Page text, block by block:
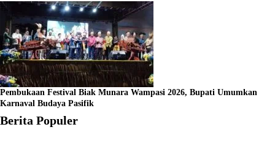
Pembukaan Festival Biak Munara Wampasi 2026, Bupati Umumkan
Karnaval Budaya Pasifik
Berita Populer